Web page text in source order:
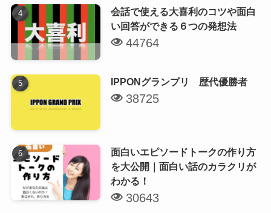
会話で使える大喜利のコツや面白
い回答ができる６つの発想法
44764
IPPONグランプリ 歴代優勝者
38725
面白いエピソードトークの作り方
を大公開｜面白い話のカラクリが
わかる！
30643